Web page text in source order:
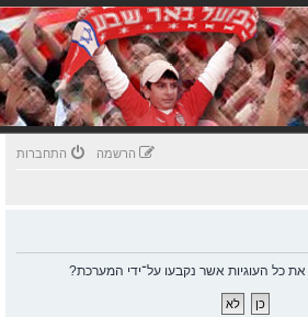
התחברות הרשמה
כל העוגיות אשר נקבעו על־ידי המערכת?